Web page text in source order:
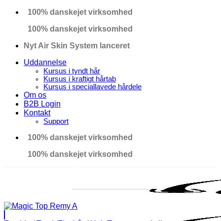
Fortsæt
indhold
100% danskejet virksomhed
100% danskejet virksomhed
Nyt Air Skin System lanceret
Uddannelse
Kursus i tyndt hår
Kursus i kraftigt hårtab
Kursus i speciallavede hårdele
Om os
B2B Login
Kontakt
Support
100% danskejet virksomhed
100% danskejet virksomhed